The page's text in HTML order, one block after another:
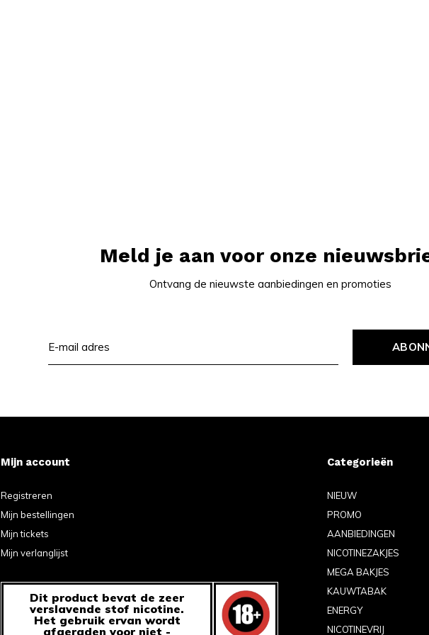
Meld je aan voor onze
Ontvang de nieuwste aanbiedingen en promoties
Mijn account
Registreren
Mijn bestellingen
Mijn tickets
Mijn verlanglijst
Dit product bevat de zeer
verslavende stof nicotine.
Het gebruik ervan wordt
afgeraden voor niet -
Categorieën
NIEUW
PROMO
AANBIEDINGEN
NICOTINEZAKJES
MEGA BAKJES
KAUWTABAK
ENERGY
NICOTINEVRIJ